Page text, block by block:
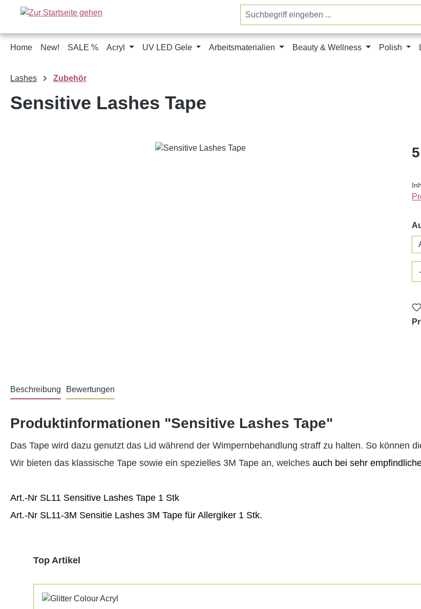
Hauptinhalt springen
Zur Suche springen
Zur Hauptnavigation springen
Home New! SALE % Acryl UV LED Gele Arbeitsmaterialien Beauty & Wellness Polish
Lashes Zubehör
Sensitive Lashes Tape
Beschreibung Bewertungen
Produktinformationen "Sensitive Lashes Tape"
Das Tape wird dazu genutzt das Lid während der Wimpernbehandlung straff zu halten. So können
Wir bieten das klassische Tape sowie ein spezielles 3M Tape an, welches auch bei sehr
Art.-Nr SL11 Sensitive Lashes Tape 1 Stk
Art.-Nr SL11-3M Sensitie Lashes 3M Tape für Allergiker 1 Stk.
Produktgalerie überspringen
Top Artikel